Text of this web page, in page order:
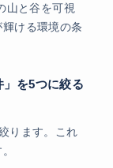
山と谷を可視
ける環境の条
を5つに絞る
ります。これ